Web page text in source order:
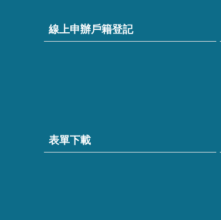
線上申辦戶籍登記
表單下載